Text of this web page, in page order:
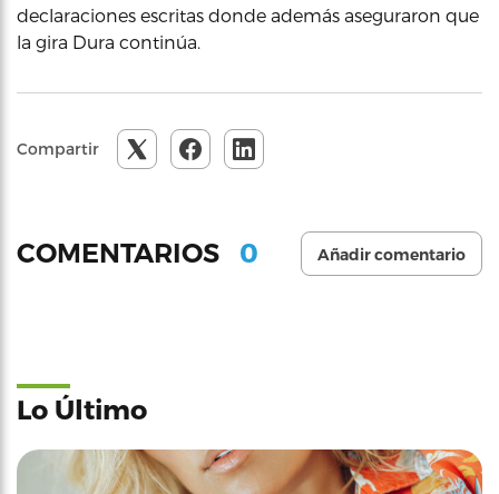
declaraciones escritas donde además aseguraron que
la gira Dura continúa.
Compartir
COMENTARIOS 0 Añadir comentario
Lo Último